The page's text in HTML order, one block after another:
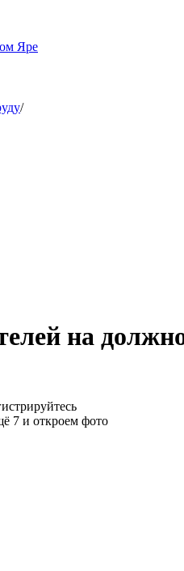
Яре
/
на
7 и откроем фото